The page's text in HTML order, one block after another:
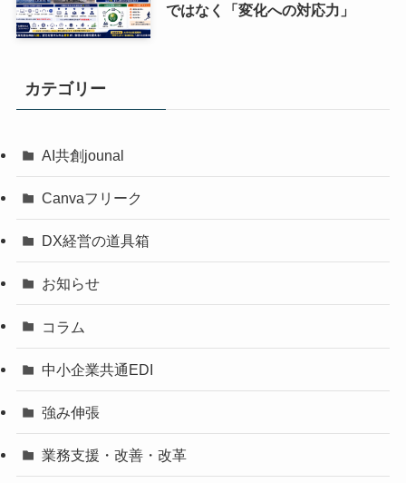
ではなく「変化への対応力」
カテゴリー
AI共創jounal
Canvaフリーク
DX経営の道具箱
お知らせ
コラム
中小企業共通EDI
強み伸張
業務支援・改善・改革